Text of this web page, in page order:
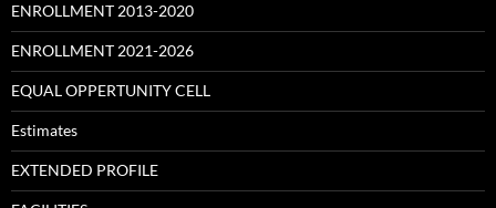
ENROLLMENT 2013-2020
ENROLLMENT 2021-2026
EQUAL OPPERTUNITY CELL
Estimates
EXTENDED PROFILE